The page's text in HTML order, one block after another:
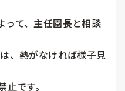
って、主任園長と相談
、熱がなければ様子見
です。